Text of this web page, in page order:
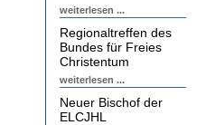
weiterlesen ...
Regionaltreffen des
Bundes für Freies
Christentum
weiterlesen ...
Neuer Bischof der
ELCJHL